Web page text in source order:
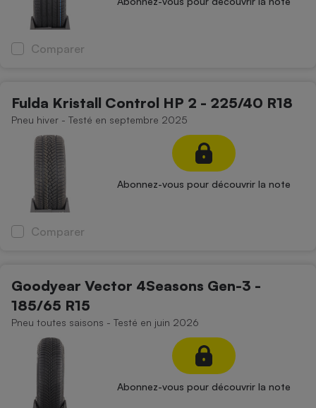
Comparer
Fulda Kristall Control HP 2 - 225/40 R18
Pneu hiver - Testé en septembre 2025
Abonnez-vous pour découvrir la note
Comparer
Goodyear Vector 4Seasons Gen-3 -
185/65 R15
Pneu toutes saisons - Testé en juin 2026
Abonnez-vous pour découvrir la note